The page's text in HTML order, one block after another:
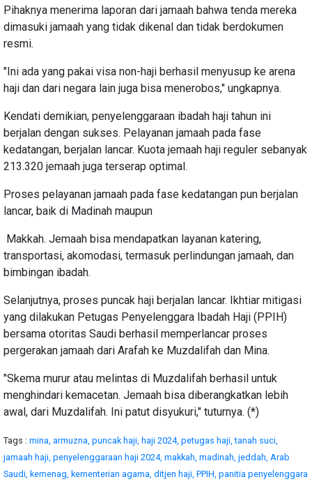
Pihaknya menerima laporan dari jamaah bahwa tenda mereka
dimasuki jamaah yang tidak dikenal dan tidak berdokumen
resmi.
"Ini ada yang pakai visa non-haji berhasil menyusup ke arena
haji dan dari negara lain juga bisa menerobos," ungkapnya.
Kendati demikian, penyelenggaraan ibadah haji tahun ini
berjalan dengan sukses. Pelayanan jamaah pada fase
kedatangan, berjalan lancar. Kuota jemaah haji reguler sebanyak
213.320 jemaah juga terserap optimal.
Proses pelayanan jamaah pada fase kedatangan pun berjalan
lancar, baik di Madinah maupun
Makkah. Jemaah bisa mendapatkan layanan katering,
transportasi, akomodasi, termasuk perlindungan jamaah, dan
bimbingan ibadah.
Selanjutnya, proses puncak haji berjalan lancar. Ikhtiar mitigasi
yang dilakukan Petugas Penyelenggara Ibadah Haji (PPIH)
bersama otoritas Saudi berhasil memperlancar proses
pergerakan jamaah dari Arafah ke Muzdalifah dan Mina.
"Skema murur atau melintas di Muzdalifah berhasil untuk
menghindari kemacetan. Jemaah bisa diberangkatkan lebih
awal, dari Muzdalifah. Ini patut disyukuri," tuturnya. (*)
Tags : mina, armuzna, puncak haji, haji 2024, petugas haji,tanah suci,
jamaah haji, penyelenggaraan haji 2024, makkah, madinah, jeddah, Arab
Saudi, kemenag, kementerian agama, ditjen haji, PPIH, panitia penyelenggara